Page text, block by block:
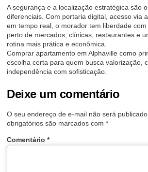
A segurança e a localização estratégica são
diferenciais. Com portaria digital, acesso via
em tempo real, o morador tem liberdade
perto de mercados, clínicas, restaurantes e
rotina mais prática e econômica.
Comprar apartamento em Alphaville como
escolha certa para quem busca valorização,
independência com sofisticação.
Deixe um comentário
O seu endereço de e-mail não será publicado.
obrigatórios são marcados com *
Comentário *